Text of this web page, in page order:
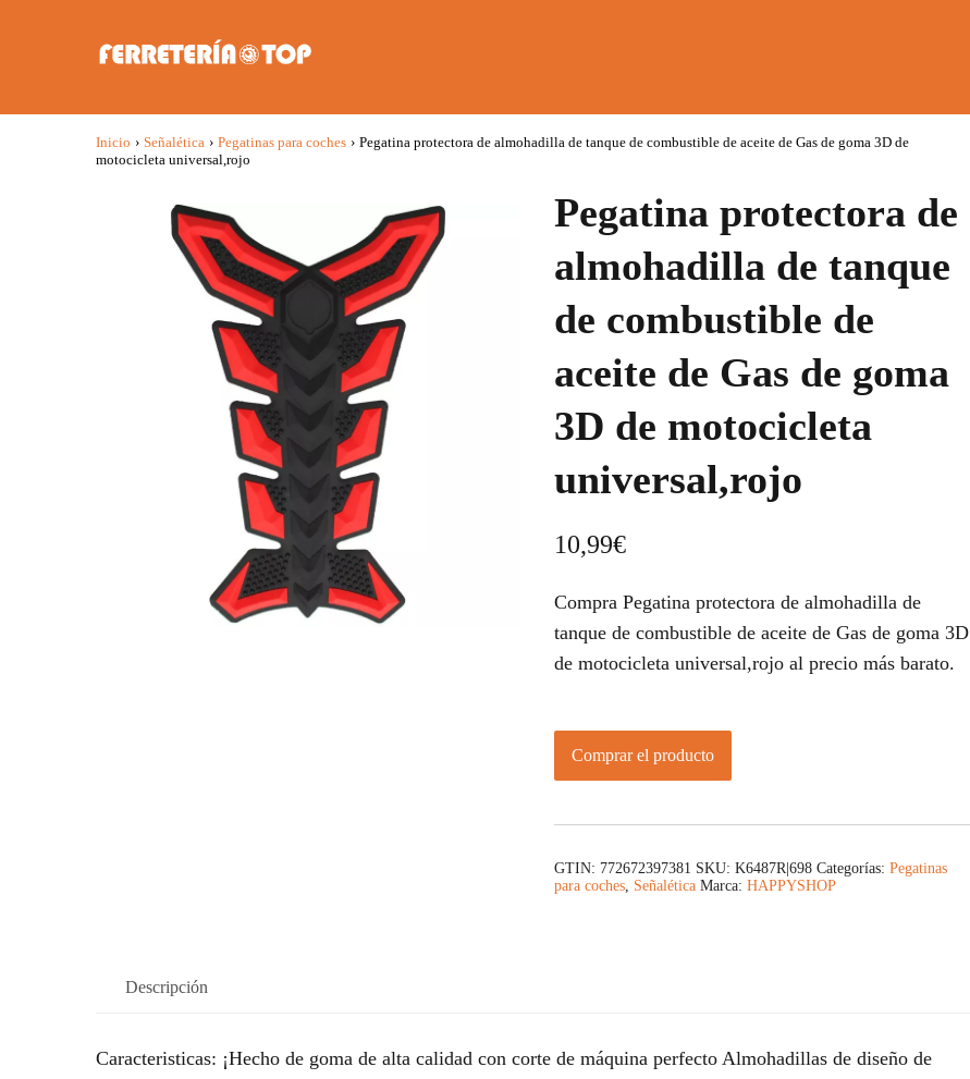
Inicio › Señalética › Pegatinas para coches › Pegatina protectora de almohadilla de tanque de combustible de aceite de Gas de goma 3D de
motocicleta universal,rojo
Pegatina protectora de
almohadilla de tanque
de combustible de
aceite de Gas de goma
3D de motocicleta
universal,rojo
10,99€
Compra Pegatina protectora de almohadilla de
tanque de combustible de aceite de Gas de goma 3D
de motocicleta universal,rojo al precio más barato.
Comprar el producto
GTIN: 772672397381 SKU: K6487R|698 Categorías: Pegatinas
para coches, Señalética Marca: HAPPYSHOP
Descripción
Caracteristicas: ¡Hecho de goma de alta calidad con corte de máquina perfecto Almohadillas de diseño de